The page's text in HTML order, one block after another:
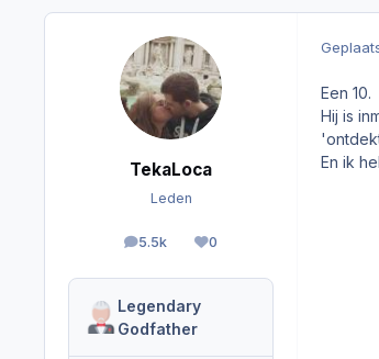
TekaLoca
Leden
5.5k
berichten0
Reputation
Legendary
Godfather
Een 10.
Hij is
En ik